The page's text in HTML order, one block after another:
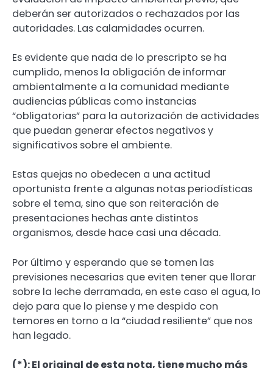
deberán ser autorizados o rechazados por las
autoridades. Las calamidades ocurren.
Es evidente que nada de lo prescripto se ha
cumplido, menos la obligación de informar
ambientalmente a la comunidad mediante
audiencias públicas como instancias
“obligatorias” para la autorización de actividades
que puedan generar efectos negativos y
significativos sobre el ambiente.
Estas quejas no obedecen a una actitud
oportunista frente a algunas notas periodísticas
sobre el tema, sino que son reiteración de
presentaciones hechas ante distintos
organismos, desde hace casi una década.
Por último y esperando que se tomen las
previsiones necesarias que eviten tener que llorar
sobre la leche derramada, en este caso el agua, lo
dejo para que lo piense y me despido con
temores en torno a la “ciudad resiliente” que nos
han legado.
(*): El original de esta nota, tiene mucho más